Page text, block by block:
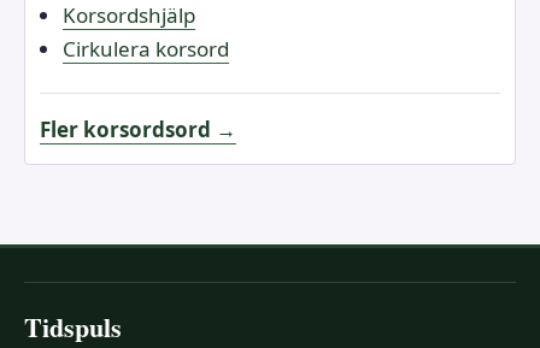
Korsordshjälp
Cirkulera korsord
Fler korsordsord →
Tidspuls